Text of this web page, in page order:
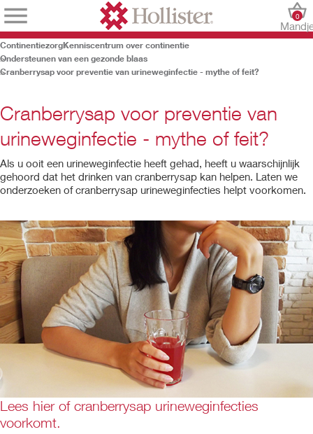
0
ContinentiezorgKenniscentrum over continentie
Ondersteunen van een gezonde blaas
Cranberrysap voor preventie van urineweginfectie - mythe of feit?
Cranberrysap voor preventie van
urineweginfectie - mythe of feit?
Als u ooit een urineweginfectie heeft gehad, heeft u waarschijnlijk
gehoord dat het drinken van cranberrysap kan helpen. Laten we
onderzoeken of cranberrysap urineweginfecties helpt voorkomen.
Lees hier of cranberrysap urineweginfecties
voorkomt.